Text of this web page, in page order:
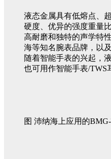
液态金属具有低熔点、
硬度、优异的强度重量
高耐磨和独特的声学特
海等知名腕表品牌，以
随着智能手表的兴起，
也可用作智能手表/TWS
图 沛纳海上应用的